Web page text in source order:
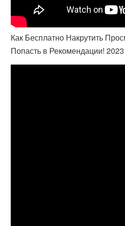
Как Бесплатно Накрутить
Попасть в Рекомендации! 2023